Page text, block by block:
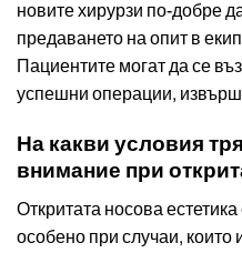
новите хирурзи по-добре
предаването на опит в
Пациентите могат да се
успешни операции,
На какви условия
внимание при
Откритата носова
особено при случаи, които